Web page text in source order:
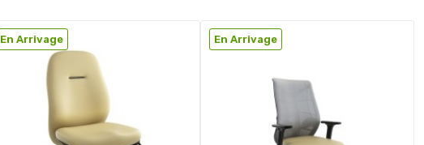
En Arrivage En Arrivage